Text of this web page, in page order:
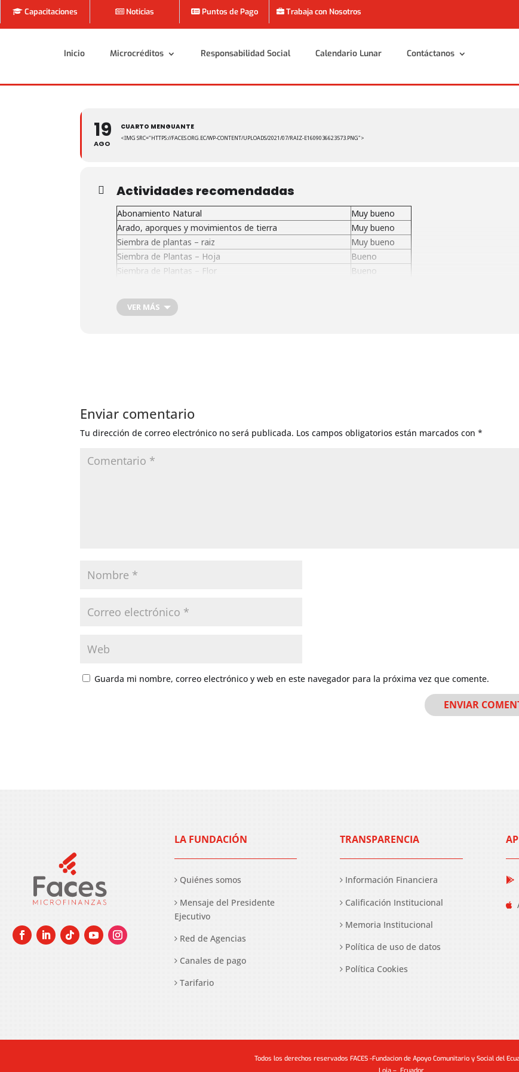
Capacitaciones Noticias Puntos de Pago Trabaja con Nosotros
Inicio Microcréditos Responsabilidad Social Calendario Lunar Contáctanos
Inicio Microcréditos Responsabilidad Social Calendario Lunar Contáctanos
19
AGO
CUARTO MENGUANTE
<IMG SRC="HTTPS://FACES.ORG.EC/WP-CONTENT/UPLOADS/2021/07/RAIZ-E1609036623573.PNG">
Actividades recomendadas
Abonamiento Natural
Muy bueno
Arado, aporques y movimientos de tierra
Muy bueno
Siembra de plantas – raiz
Muy bueno
Siembra de Plantas – Hoja
Bueno
Siembra de Plantas – Flor
Bueno
Plantación o trasplante
Cosecha de Raíces
VER MÁS
Enviar comentario
Tu dirección de correo electrónico no será publicada. Los campos obligatorios están marcados con*
Guarda mi nombre, correo electrónico y web en este navegador para la próxima vez que comente.
LA FUNDACIÓN
Quiénes somos
Mensaje del Presidente
Ejecutivo
Red de Agencias
Canales de pago
Tarifario
TRANSPARENCIA
Información Financiera
Calificación Institucional
Memoria Institucional
Política de uso de datos
Política Cookies
Todos los derechos reservados FACES -Fundacion de Apoyo Comunitario y Social del